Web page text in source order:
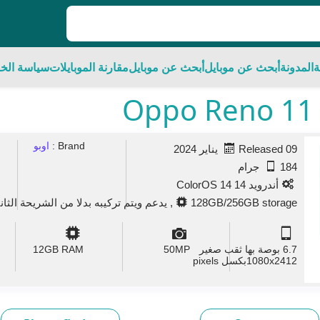
المدونةأبحث عن موبايلأبحث عن موبايلمقارنة الموبايلاتسياسة
Released 09 يناير 2024
184 جرام
أندرويد 14 ColorOS 14
128GB/256GB storage, يدعم ويتم تركيبه بدلا من الشريحة الثانية
Brand : اوبو
6.7 بوصة بها ثقب صغير
1080x2412بكسل pixels
50MP
12GB RAM